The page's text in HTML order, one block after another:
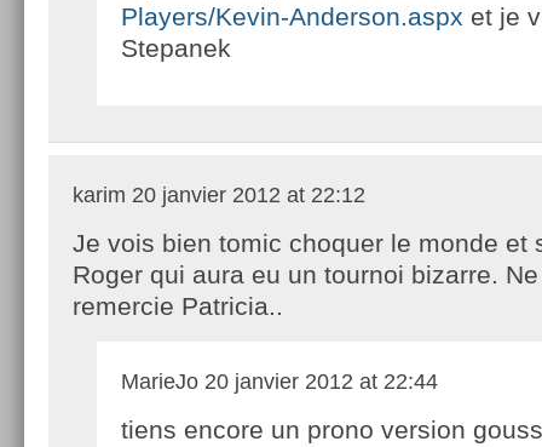
Players/Kevin-Anderson.aspx et je
Stepanek
karim 20 janvier 2012 at 22:12
Je vois bien tomic choquer le monde et
Roger qui aura eu un tournoi bizarre.
remercie Patricia..
MarieJo 20 janvier 2012 at 22:44
tiens encore un prono version